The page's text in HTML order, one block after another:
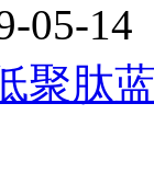
05-14
聚肽